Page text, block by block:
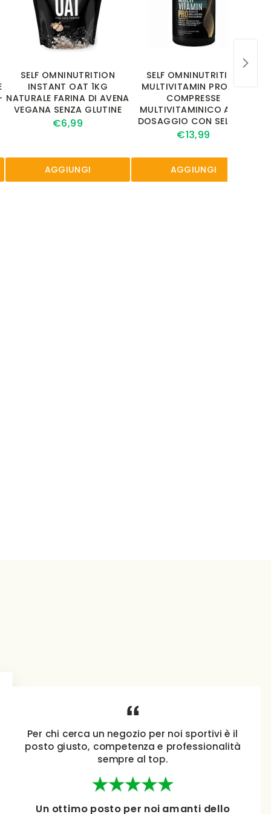
SELF OMNINUTRITION
INSTANT OAT 1KG
NATURALE FARINA DI AVENA
VEGANA SENZA GLUTINE
€6,99
AGGIUNGI
SELF OMNINUTRITION
MULTIVITAMIN PRO 120
COMPRESSE
MULTIVITAMINICO ALTO
DOSAGGIO CON SELENIO
€13,99
AGGIUNGI
Per chi cerca un negozio per noi sportivi è il
posto giusto, competenza e professionalità
sempre al top.
Un ottimo posto per noi amanti dello